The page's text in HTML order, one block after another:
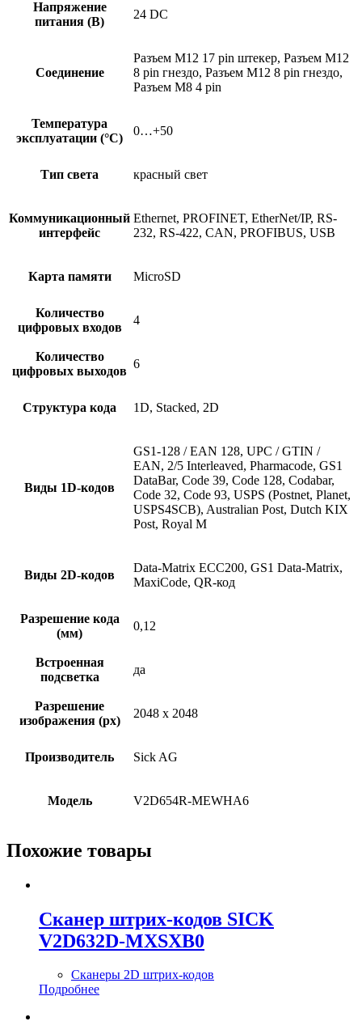
Напряжение
питания (В)
24 DC
Соединение
Разъем M12 17 pin штекер, Разъем M12
8 pin гнездо, Разъем M12 8 pin гнездо,
Разъем M8 4 pin
Температура
эксплуатации (°C)
0…+50
Тип света красный свет
Коммуникационный
интерфейс
Ethernet, PROFINET, EtherNet/IP, RS-
232, RS-422, CAN, PROFIBUS, USB
Карта памяти MicroSD
Количество
цифровых входов
4
Количество
цифровых выходов
6
Структура кода 1D, Stacked, 2D
Виды 1D-кодов
GS1-128 / EAN 128, UPC / GTIN /
EAN, 2/5 Interleaved, Pharmacode, GS1
DataBar, Code 39, Code 128, Codabar,
Code 32, Code 93, USPS (Postnet, Planet,
USPS4SCB), Australian Post, Dutch KIX
Post, Royal M
Виды 2D-кодов
Data-Matrix ECC200, GS1 Data-Matrix,
MaxiCode, QR-код
Разрешение кода
(мм)
0,12
Встроенная
подсветка
да
Разрешение
изображения (px)
2048 x 2048
Производитель Sick AG
Модель V2D654R-MEWHA6
Похожие товары
Сканер штрих-кодов SICK
V2D632D-MXSXB0
Сканеры 2D штрих-кодов
Подробнее